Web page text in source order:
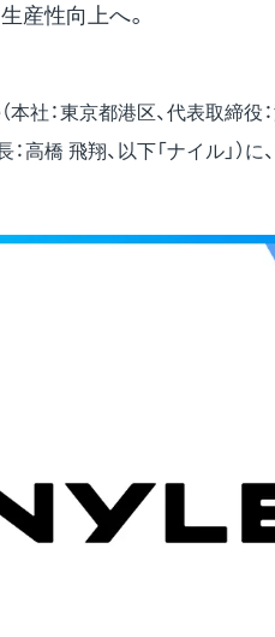
産性向上へ。
社：東京都港区、代表取締役
高橋 飛翔、以下「ナイル」